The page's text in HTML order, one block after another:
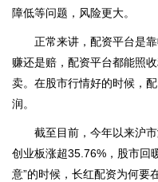
障低等问题，风险更大。
正常来讲，配资平台是
赚还是赔，配资平台都能照
卖。在股市行情好的时候，
润。
截至目前，今年以来沪
创业板涨超35.76%，股市回
意”的时候，长红配资为何要